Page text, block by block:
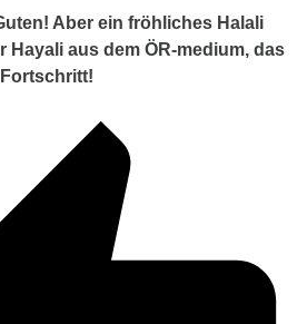
Aber ein fröhliches Halali
Hayali aus dem ÖR-medium, das